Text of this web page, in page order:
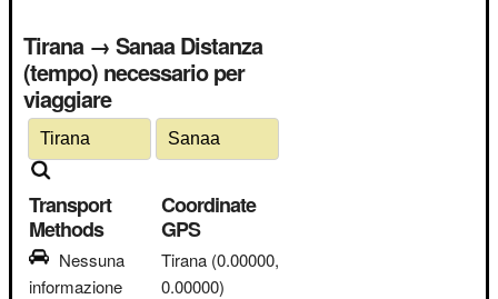
Tirana → Sanaa Distanza
(tempo) necessario per
viaggiare
Transport
Methods
Nessuna
informazione
Coordinate
GPS
Tirana (0.00000,
0.00000)